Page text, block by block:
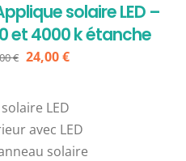
solaire LED –
et 4000 k étanche
€ Le
initial
39,00 €.
24,00€Le
est :
24,00 €.
LED
avec LED
solaire